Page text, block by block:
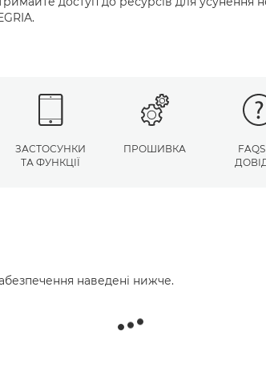
ЗАСТОСУНКИ
ТА ФУНКЦІЇ
ПРОШИВКА
наведені нижче.